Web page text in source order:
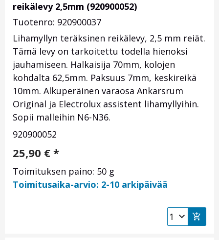
reikälevy 2,5mm (920900052)
Tuotenro: 920900037
Lihamyllyn teräksinen reikälevy, 2,5 mm reiät.
Tämä levy on tarkoitettu todella hienoksi
jauhamiseen. Halkaisija 70mm, kolojen
kohdalta 62,5mm. Paksuus 7mm, keskireikä
10mm. Alkuperäinen varaosa Ankarsrum
Original ja Electrolux assistent lihamyllyihin.
Sopii malleihin N6-N36.
920900052
25,90 € *
Toimituksen paino: 50 g
Toimitusaika-arvio: 2-10 arkipäivää